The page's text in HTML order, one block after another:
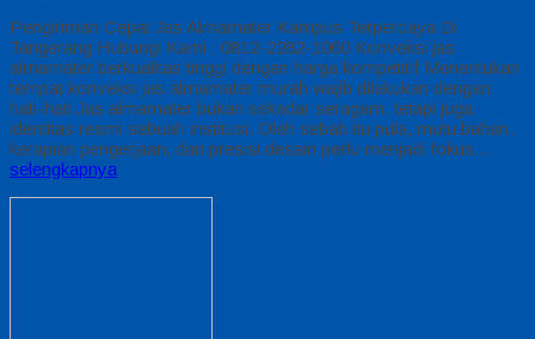
Pengiriman Cepat Jas Almamater Kampus Terpercaya Di
Tangerang Hubungi Kami : 0812-2282-1060 Konveksi jas
almamater berkualitas tinggi dengan harga kompetitif Menentukan
tempat konveksi jas almamater murah wajib dilakukan dengan
hati-hati Jas almamater bukan sekadar seragam, tetapi juga
identitas resmi sebuah institusi. Oleh sebab itu pula, mutu bahan,
kerapian pengerjaan, dan presisi desain perlu menjadi fokus…
selengkapnya